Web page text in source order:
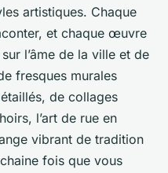
artistiques. Chaque
et chaque œuvre
l’âme de la ville et de
fresques murales
de collages
l’art de rue en
vibrant de tradition
fois que vous